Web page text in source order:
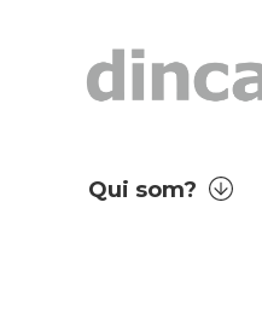
Qui som?